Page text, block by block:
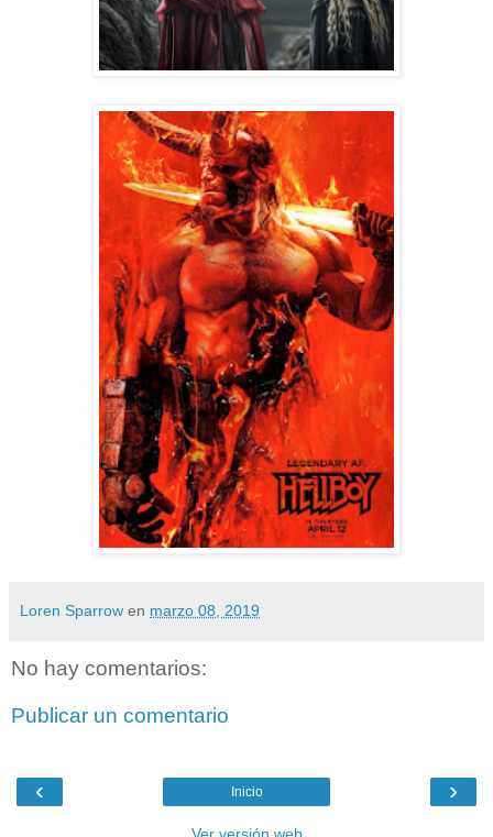
Loren Sparrow en marzo 08, 2019
No hay comentarios:
Publicar un comentario
‹ ›
Inicio
Ver versión web